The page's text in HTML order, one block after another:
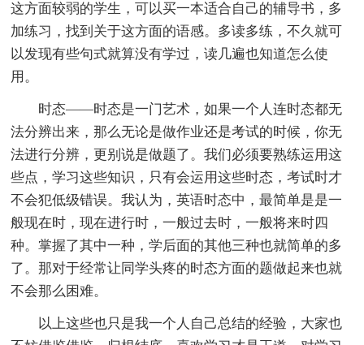
这方面较弱的学生，可以买一本适合自己的辅导书，多
加练习，找到关于这方面的语感。多读多练，不久就可
以发现有些句式就算没有学过，读几遍也知道怎么使
用。
时态——时态是一门艺术，如果一个人连时态都无
法分辨出来，那么无论是做作业还是考试的时候，你无
法进行分辨，更别说是做题了。我们必须要熟练运用这
些点，学习这些知识，只有会运用这些时态，考试时才
不会犯低级错误。我认为，英语时态中，最简单是是一
般现在时，现在进行时，一般过去时，一般将来时四
种。掌握了其中一种，学后面的其他三种也就简单的多
了。那对于经常让同学头疼的时态方面的题做起来也就
不会那么困难。
以上这些也只是我一个人自己总结的经验，大家也